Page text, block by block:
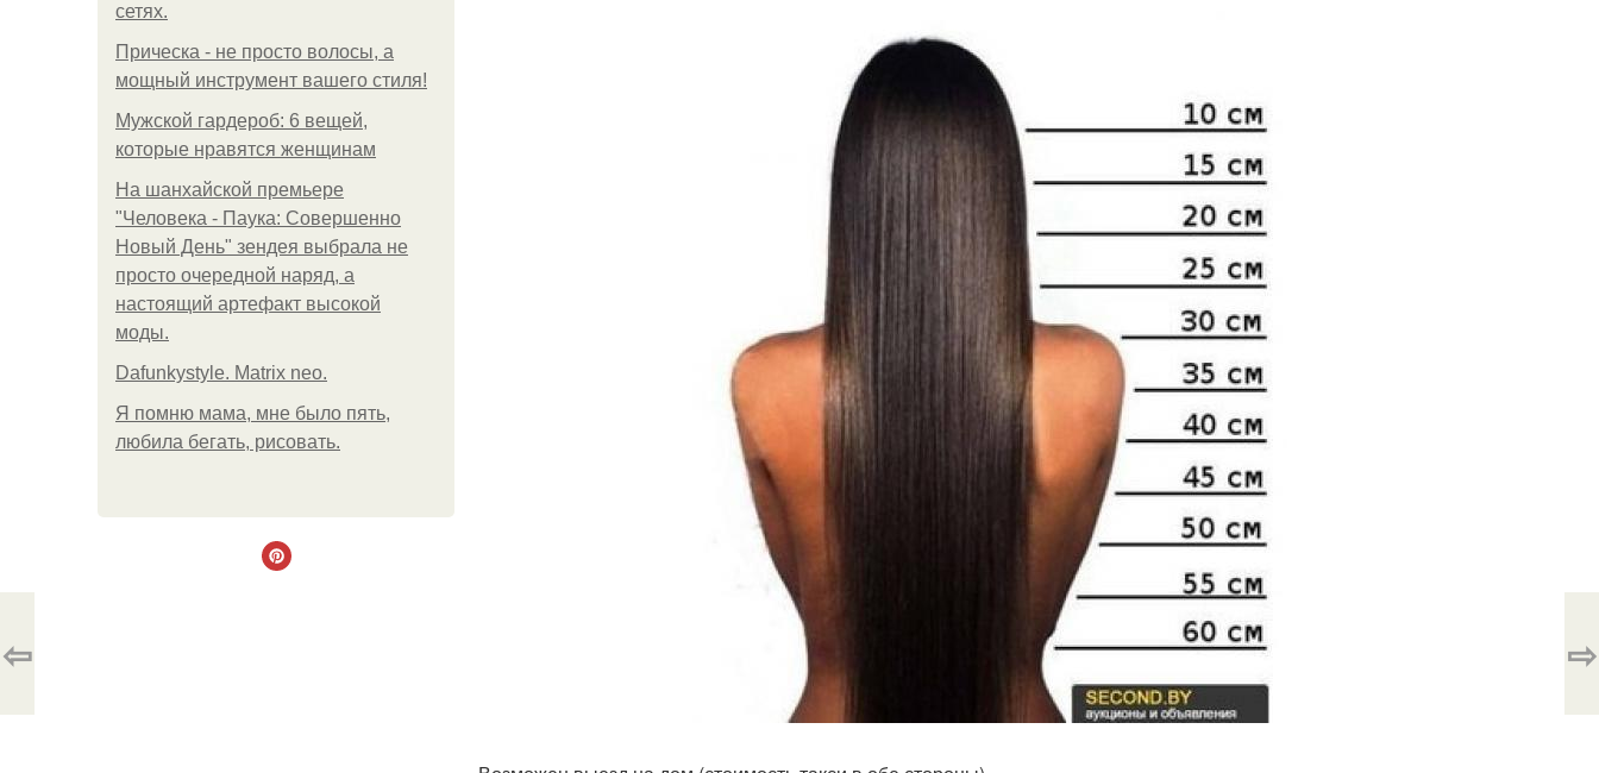
сетях.
Прическа - не просто волосы, а
мощный инструмент вашего стиля!
Мужской гардероб: 6 вещей,
которые нравятся женщинам
На шанхайской премьере
"Человека - Паука: Совершенно
Новый День" зендея выбрала не
просто очередной наряд, а
настоящий артефакт высокой
моды.
Dafunkystyle. Matrix neo.
Я помню мама, мне было пять,
любила бегать, рисовать.
⇦ ⇨